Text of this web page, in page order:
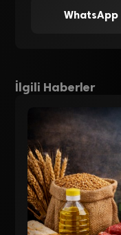
WhatsApp
İlgili Haberler